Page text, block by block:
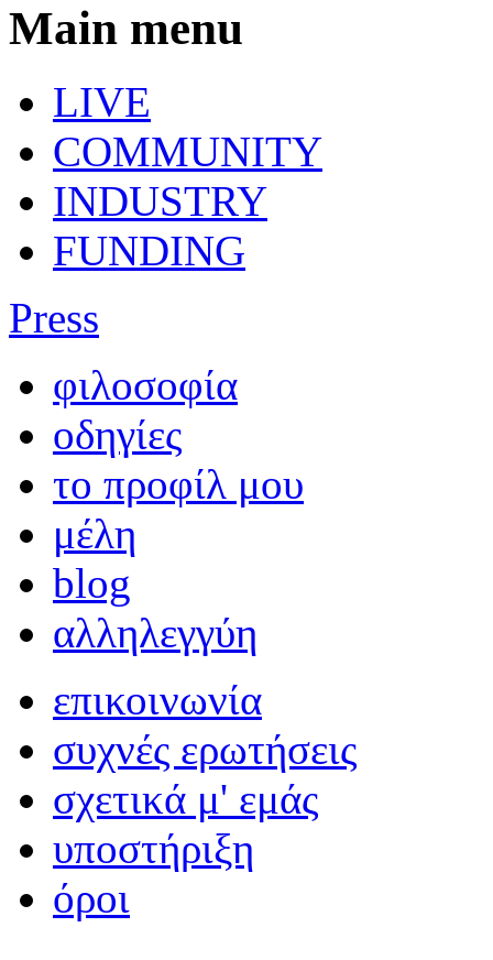
Main menu
LIVE
COMMUNITY
INDUSTRY
FUNDING
Press
φιλοσοφία
οδηγίες
το προφίλ μου
μέλη
blog
αλληλεγγύη
επικοινωνία
συχνές ερωτήσεις
σχετικά μ' εμάς
υποστήριξη
όροι